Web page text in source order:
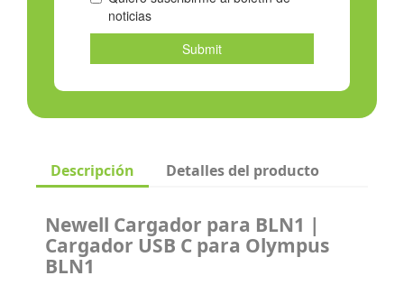
Descripción Detalles del producto
Newell Cargador para BLN1 |
Cargador USB C para Olympus
BLN1